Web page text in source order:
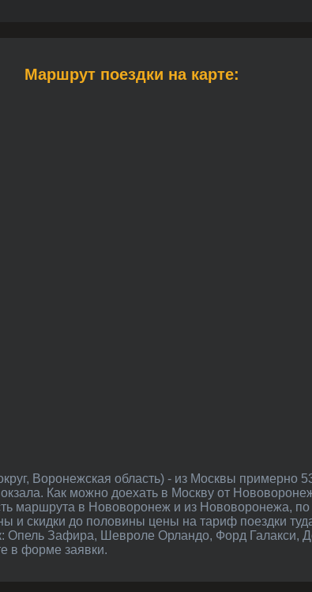
Маршрут поездки на карте:
Как можно доехать в Москву от
маршрута в Нововоронеж и из Нововоронежа,
и скидки до половины цены на тариф поездки
Опель Зафира, Шевроле Орландо, Форд Галакси,
в форме заявки.